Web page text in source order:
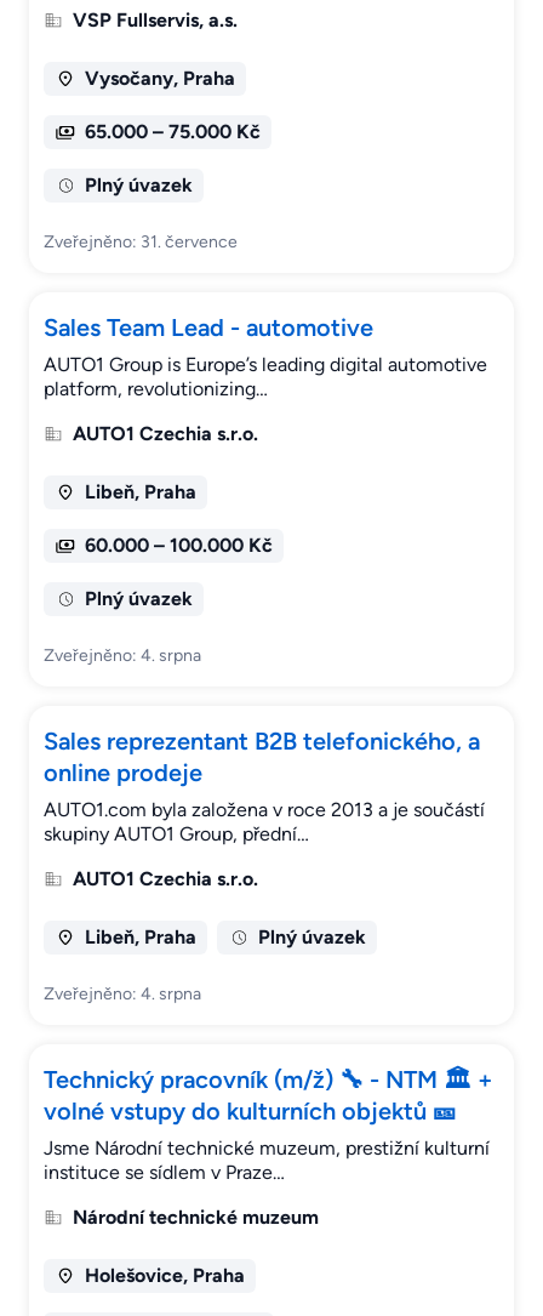
VSP Fullservis, a.s.
Vysočany, Praha
65.000 – 75.000 Kč
Plný úvazek
Zveřejněno: 31. července
Sales Team Lead - automotive
AUTO1 Group is Europe’s leading digital automotive
platform, revolutionizing…
AUTO1 Czechia s.r.o.
Libeň, Praha
60.000 – 100.000 Kč
Plný úvazek
Zveřejněno: 4. srpna
Sales reprezentant B2B telefonického, a
online prodeje
AUTO1.com byla založena v roce 2013 a je součástí
skupiny AUTO1 Group, přední…
AUTO1 Czechia s.r.o.
Libeň, Praha Plný úvazek
Zveřejněno: 4. srpna
Technický pracovník (m/ž) 🔧 - NTM 🏛 +
volné vstupy do kulturních objektů 🎫
Jsme Národní technické muzeum, prestižní kulturní
instituce se sídlem v Praze…
Národní technické muzeum
Holešovice, Praha